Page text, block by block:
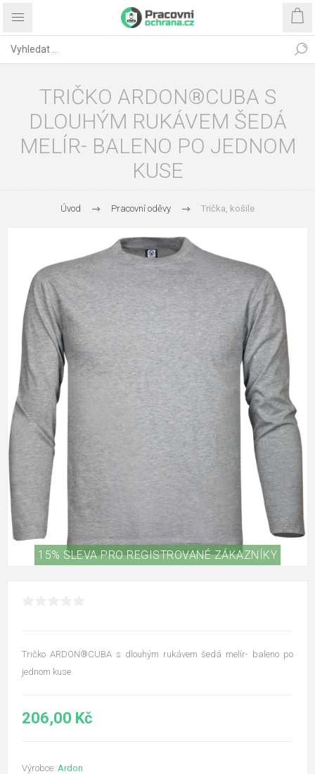
TRIČKO ARDON®CUBA S
DLOUHÝM RUKÁVEM ŠEDÁ
MELÍR- BALENO PO JEDNOM
KUSE
Úvod Pracovní oděvy Trička, košile
15% SLEVA PRO REGISTROVANÉ ZÁKAZNÍKY
Tričko ARDON®CUBA s dlouhým rukávem šedá melír- baleno po
jednom kuse
206,00 Kč
Výrobce: Ardon